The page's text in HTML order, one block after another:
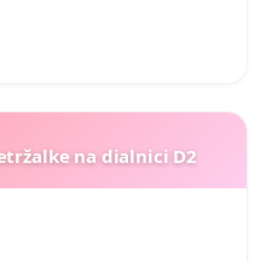
na dialnici D2